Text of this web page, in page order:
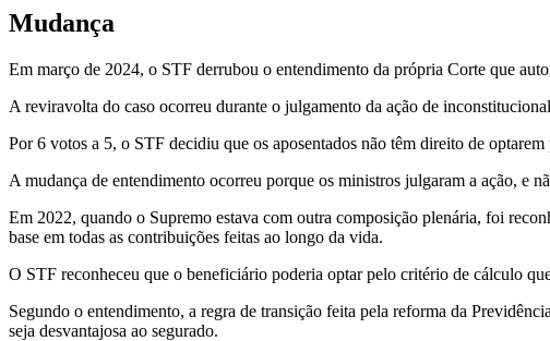
Mudança
Em março de 2024, o STF derrubou o entendimento da própria Corte que
A reviravolta do caso ocorreu durante o julgamento da ação de
Por 6 votos a 5, o STF decidiu que os aposentados não têm direito de
A mudança de entendimento ocorreu porque os ministros julgaram a ação, e
Em 2022, quando o Supremo estava com outra composição plenária, foi
base em todas as contribuições feitas ao longo da vida.
O STF reconheceu que o beneficiário poderia optar pelo critério de cálculo
Segundo o entendimento, a regra de transição feita pela reforma da
seja desvantajosa ao segurado.